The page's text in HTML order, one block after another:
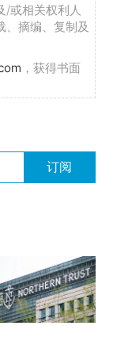
/或相关权利人
、摘编、复制及
，获得书面
订阅